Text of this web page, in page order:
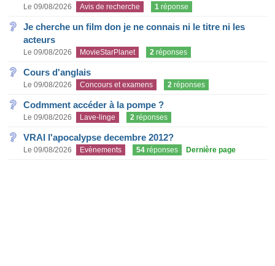
Le 09/08/2026 Avis de recherche 1 réponse
Je cherche un film don je ne connais ni le titre ni les
acteurs
Le 09/08/2026 MovieStarPlanet 2 réponses
Cours d'anglais
Le 09/08/2026 Concours et examens 2 réponses
Codmment accéder à la pompe ?
Le 09/08/2026 Lave-linge 2 réponses
VRAI l'apocalypse decembre 2012?
Le 09/08/2026 Evènements 54 réponses Dernière page